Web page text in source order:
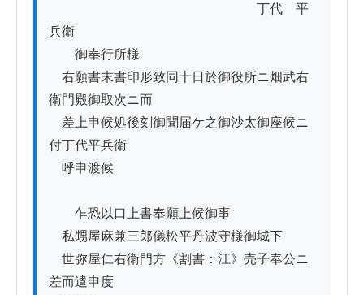
丁代　平
兵衛
御奉行所様
右願書末書印形致同十日於御役所ニ畑武右
衛門殿御取次ニ而
差上申候処後刻御聞届ケ之御沙太御座候ニ
付丁代平兵衛
呼申渡候
乍恐以口上書奉願上候御事
私甥屋麻兼三郎儀松平丹波守様御城下
世弥屋仁右衛門方《割書：江》売子奉公ニ
差而遣申度